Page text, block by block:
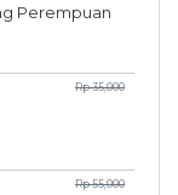
Perempuan
Rp 35,000
Rp 55,000